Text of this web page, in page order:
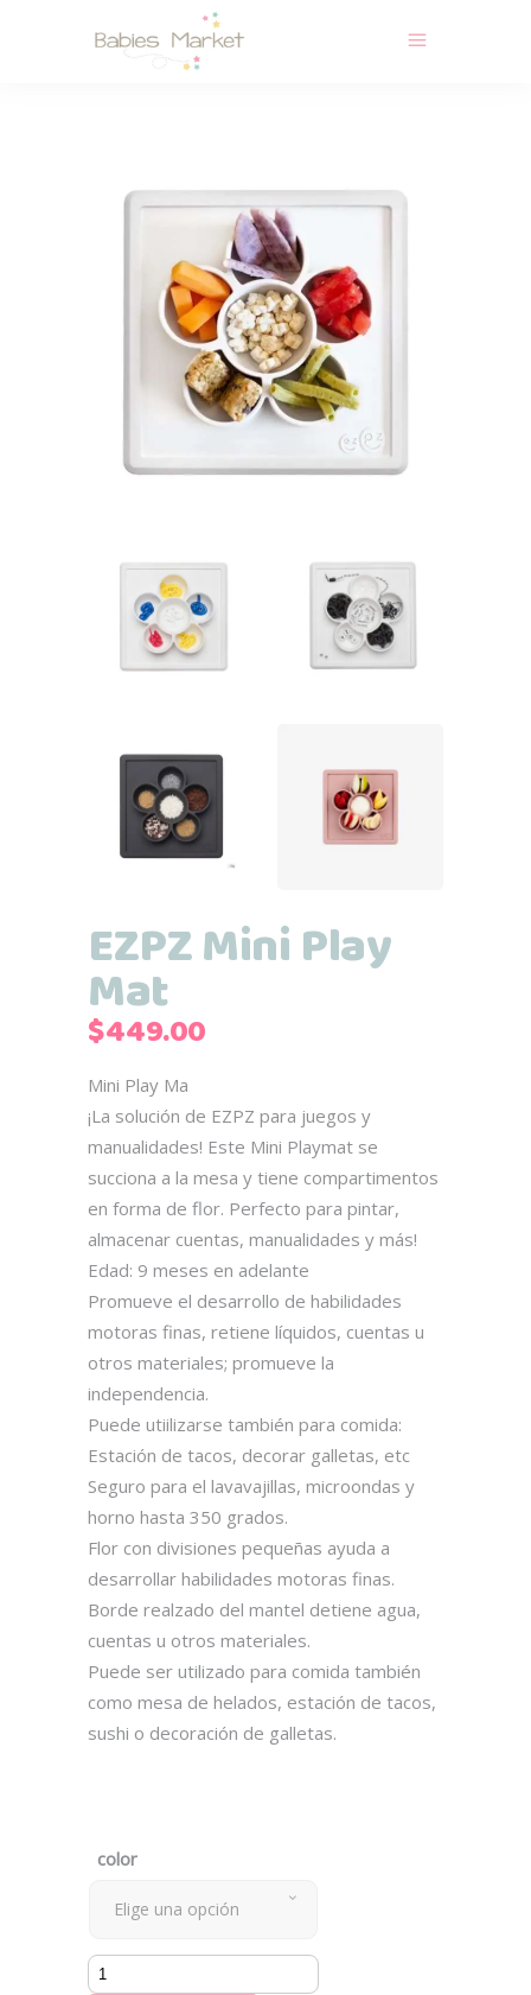
EZPZ Mini Play
Mat
$449.00
Mini Play Ma
¡La solución de EZPZ para juegos y
manualidades! Este Mini Playmat se
succiona a la mesa y tiene compartimentos
en forma de flor. Perfecto para pintar,
almacenar cuentas, manualidades y más!
Edad: 9 meses en adelante
Promueve el desarrollo de habilidades
motoras finas, retiene líquidos, cuentas u
otros materiales; promueve la
independencia.
Puede utiilizarse también para comida:
Estación de tacos, decorar galletas, etc
Seguro para el lavavajillas, microondas y
horno hasta 350 grados.
Flor con divisiones pequeñas ayuda a
desarrollar habilidades motoras finas.
Borde realzado del mantel detiene agua,
cuentas u otros materiales.
Puede ser utilizado para comida también
como mesa de helados, estación de tacos,
sushi o decoración de galletas.
color
Elige una opción
EZPZ